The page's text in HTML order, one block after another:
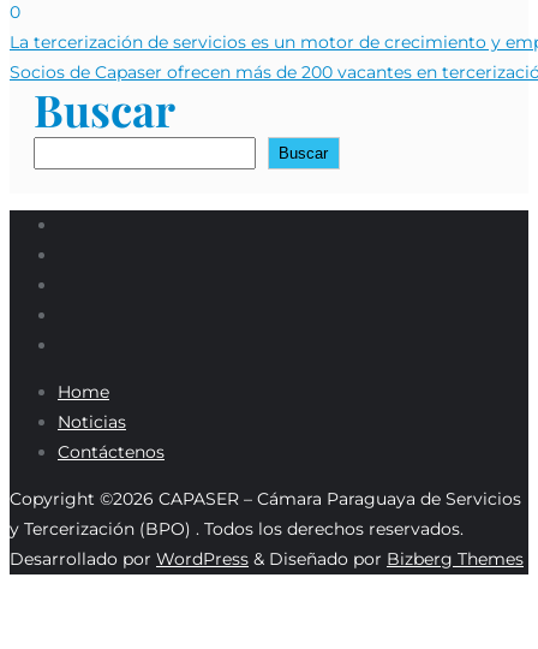
0
Navegación
de
entradas
La tercerización de servicios es un motor de crecimiento y
Socios de Capaser ofrecen más de 200 vacantes en
Buscar
Buscar
Home
Noticias
Contáctenos
Copyright ©2026 CAPASER – Cámara Paraguaya de Servicios
y Tercerización (BPO) . Todos los derechos reservados.
Desarrollado por WordPress & Diseñado por Bizberg Themes